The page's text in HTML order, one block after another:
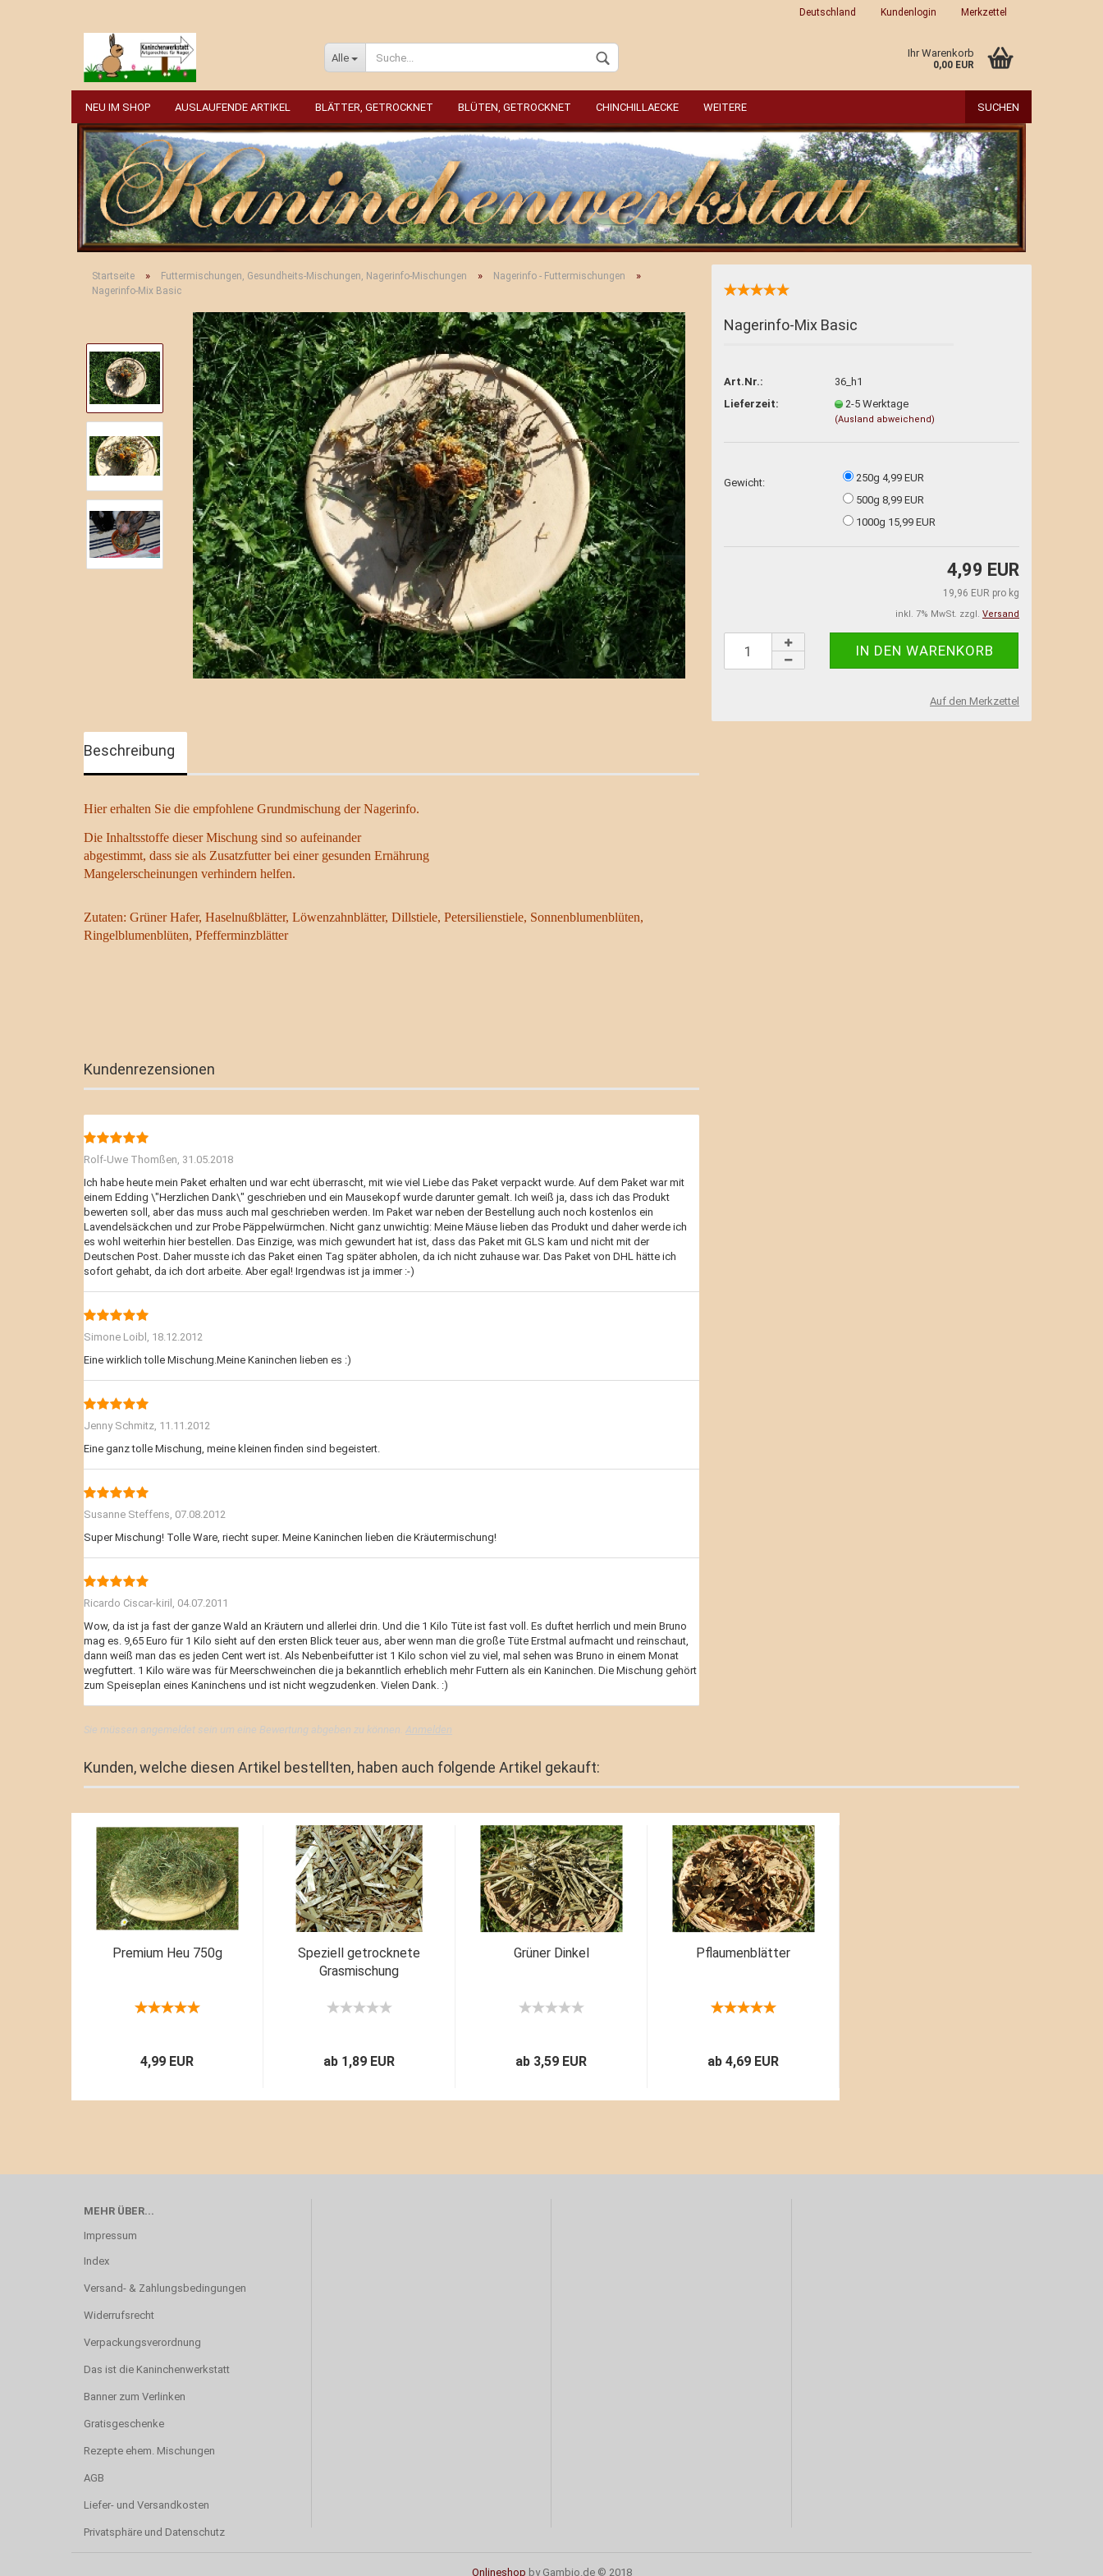
Deutschland Kundenlogin
Konto erstellen
Passwort vergessen?
Merkzettel
Alle Ihr Warenkorb
0,00 EUR
NEU IM SHOP AUSLAUFENDE ARTIKEL BLÄTTER, GETROCKNET BLÜTEN, GETROCKNET CHINCHILLAECKE SUCHEN
WEITERE
Startseite » Futtermischungen, Gesundheits-Mischungen, Nagerinfo-Mischungen » Nagerinfo - Futtermischungen »
Nagerinfo-Mix Basic
Nagerinfo-Mix Basic
Art.Nr.:
36_h1
Lieferzeit:
2-5 Werktage
(Ausland abweichend)
Gewicht:
250g 4,99 EUR
500g 8,99 EUR
1000g 15,99 EUR
4,99 EUR
19,96 EUR pro kg
inkl. 7% MwSt. zzgl. Versand
Auf den Merkzettel
Beschreibung
Hier erhalten Sie die empfohlene Grundmischung der Nagerinfo.
Die Inhaltsstoffe dieser Mischung sind so aufeinander
abgestimmt, dass sie als Zusatzfutter bei einer gesunden Ernährung
Mangelerscheinungen verhindern helfen.
Zutaten: Grüner Hafer, Haselnußblätter, Löwenzahnblätter, Dillstiele, Petersilienstiele, Sonnenblumenblüten,
Ringelblumenblüten, Pfefferminzblätter
Kundenrezensionen
Rolf-Uwe Thomßen, 31.05.2018
Ich habe heute mein Paket erhalten und war echt überrascht, mit wie viel Liebe das Paket verpackt wurde. Auf dem Paket war mit
einem Edding \"Herzlichen Dank\" geschrieben und ein Mausekopf wurde darunter gemalt. Ich weiß ja, dass ich das Produkt
bewerten soll, aber das muss auch mal geschrieben werden. Im Paket war neben der Bestellung auch noch kostenlos ein
Lavendelsäckchen und zur Probe Päppelwürmchen. Nicht ganz unwichtig: Meine Mäuse lieben das Produkt und daher werde ich
es wohl weiterhin hier bestellen. Das Einzige, was mich gewundert hat ist, dass das Paket mit GLS kam und nicht mit der
Deutschen Post. Daher musste ich das Paket einen Tag später abholen, da ich nicht zuhause war. Das Paket von DHL hätte ich
sofort gehabt, da ich dort arbeite. Aber egal! Irgendwas ist ja immer :-)
Simone Loibl, 18.12.2012
Eine wirklich tolle Mischung.Meine Kaninchen lieben es :)
Jenny Schmitz, 11.11.2012
Eine ganz tolle Mischung, meine kleinen finden sind begeistert.
Susanne Steffens, 07.08.2012
Super Mischung! Tolle Ware, riecht super. Meine Kaninchen lieben die Kräutermischung!
Ricardo Ciscar-kiril, 04.07.2011
Wow, da ist ja fast der ganze Wald an Kräutern und allerlei drin. Und die 1 Kilo Tüte ist fast voll. Es duftet herrlich und mein Bruno
mag es. 9,65 Euro für 1 Kilo sieht auf den ersten Blick teuer aus, aber wenn man die große Tüte Erstmal aufmacht und reinschaut,
dann weiß man das es jeden Cent wert ist. Als Nebenbeifutter ist 1 Kilo schon viel zu viel, mal sehen was Bruno in einem Monat
wegfuttert. 1 Kilo wäre was für Meerschweinchen die ja bekanntlich erheblich mehr Futtern als ein Kaninchen. Die Mischung gehört
zum Speiseplan eines Kaninchens und ist nicht wegzudenken. Vielen Dank. :)
Sie müssen angemeldet sein um eine Bewertung abgeben zu können. Anmelden
Kunden, welche diesen Artikel bestellten, haben auch folgende Artikel gekauft:
Premium Heu 750g
4,99 EUR
Speziell getrocknete
Grasmischung
ab 1,89 EUR
Grüner Dinkel
ab 3,59 EUR
Pflaumenblätter
ab 4,69 EUR
MEHR ÜBER...
Impressum
Index
Versand- & Zahlungsbedingungen
Widerrufsrecht
Verpackungsverordnung
Das ist die Kaninchenwerkstatt
Banner zum Verlinken
Gratisgeschenke
Rezepte ehem. Mischungen
AGB
Liefer- und Versandkosten
Privatsphäre und Datenschutz
Onlineshop by Gambio.de © 2018